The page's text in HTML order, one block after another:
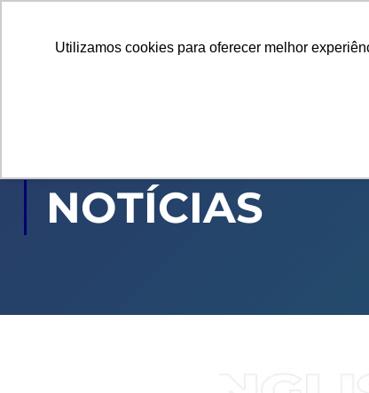
Utilizamos cookies para oferecer melhor
NOTÍCIAS